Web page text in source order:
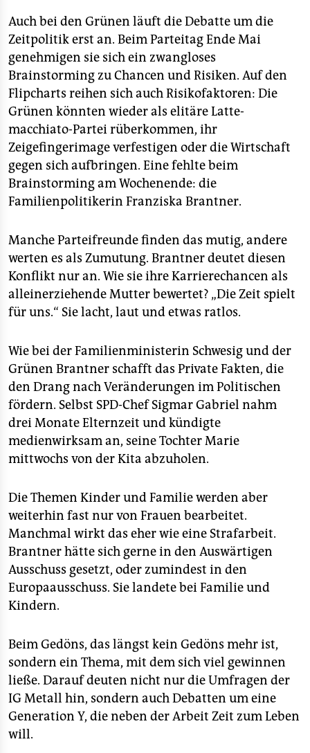
Auch bei den Grünen läuft die Debatte um die
Zeitpolitik erst an. Beim Parteitag Ende Mai
genehmigen sie sich ein zwangloses
Brainstorming zu Chancen und Risiken. Auf den
Flipcharts reihen sich auch Risikofaktoren: Die
Grünen könnten wieder als elitäre Latte-
macchiato-Partei rüberkommen, ihr
Zeigefingerimage verfestigen oder die Wirtschaft
gegen sich aufbringen. Eine fehlte beim
Brainstorming am Wochenende: die
Familienpolitikerin Franziska Brantner.
Manche Parteifreunde finden das mutig, andere
werten es als Zumutung. Brantner deutet diesen
Konflikt nur an. Wie sie ihre Karrierechancen als
alleinerziehende Mutter bewertet? „Die Zeit spielt
für uns.“ Sie lacht, laut und etwas ratlos.
Wie bei der Familienministerin Schwesig und der
Grünen Brantner schafft das Private Fakten, die
den Drang nach Veränderungen im Politischen
fördern. Selbst SPD-Chef Sigmar Gabriel nahm
drei Monate Elternzeit und kündigte
medienwirksam an, seine Tochter Marie
mittwochs von der Kita abzuholen.
Die Themen Kinder und Familie werden aber
weiterhin fast nur von Frauen bearbeitet.
Manchmal wirkt das eher wie eine Strafarbeit.
Brantner hätte sich gerne in den Auswärtigen
Ausschuss gesetzt, oder zumindest in den
Europaausschuss. Sie landete bei Familie und
Kindern.
Beim Gedöns, das längst kein Gedöns mehr ist,
sondern ein Thema, mit dem sich viel gewinnen
ließe. Darauf deuten nicht nur die Umfragen der
IG Metall hin, sondern auch Debatten um eine
Generation Y, die neben der Arbeit Zeit zum Leben
will.